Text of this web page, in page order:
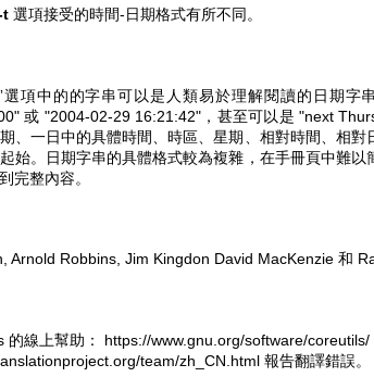
t選項接受的時間-日期格式有所不同。
選項中的的字串可以是人類易於理解閱讀的日期字
或 "2004-02-29 16:21:42"，甚至可以是 "next
、一日中的具體時間、時區、星期、相對時間、相對
始。日期字串的具體格式較為複雜，在手冊頁中難以
完整內容。
Arnold Robbins, Jim Kingdon David MacKenzie 和
的線上幫助： https://www.gnu.org/software/coreutils/
team/zh_CN.html報告翻譯錯誤。